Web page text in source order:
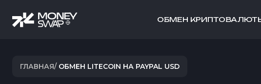
ОБМЕН
ГЛАВНАЯ/ ОБМЕН LITECOIN НА PAYPAL USD